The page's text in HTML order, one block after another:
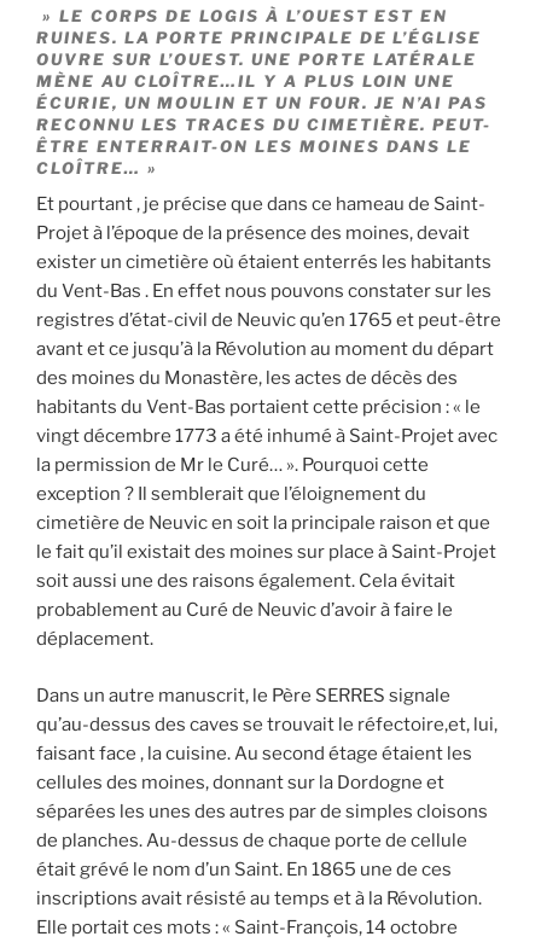
» LE CORPS DE LOGIS À L’OUEST EST EN
RUINES. LA PORTE PRINCIPALE DE L’ÉGLISE
OUVRE SUR L’OUEST. UNE PORTE LATÉRALE
MÈNE AU CLOÎTRE…IL Y A PLUS LOIN UNE
ÉCURIE, UN MOULIN ET UN FOUR. JE N’AI PAS
RECONNU LES TRACES DU CIMETIÈRE. PEUT-
ÊTRE ENTERRAIT-ON LES MOINES DANS LE
CLOÎTRE… »
Et pourtant , je précise que dans ce hameau de Saint-
Projet à l’époque de la présence des moines, devait
exister un cimetière où étaient enterrés les habitants
du Vent-Bas . En effet nous pouvons constater sur les
registres d’état-civil de Neuvic qu’en 1765 et peut-être
avant et ce jusqu’à la Révolution au moment du départ
des moines du Monastère, les actes de décès des
habitants du Vent-Bas portaient cette précision : « le
vingt décembre 1773 a été inhumé à Saint-Projet avec
la permission de Mr le Curé… ». Pourquoi cette
exception ? Il semblerait que l’éloignement du
cimetière de Neuvic en soit la principale raison et que
le fait qu’il existait des moines sur place à Saint-Projet
soit aussi une des raisons également. Cela évitait
probablement au Curé de Neuvic d’avoir à faire le
déplacement.
Dans un autre manuscrit, le Père SERRES signale
qu’au-dessus des caves se trouvait le réfectoire,et, lui,
faisant face , la cuisine. Au second étage étaient les
cellules des moines, donnant sur la Dordogne et
séparées les unes des autres par de simples cloisons
de planches. Au-dessus de chaque porte de cellule
était grévé le nom d’un Saint. En 1865 une de ces
inscriptions avait résisté au temps et à la Révolution.
Elle portait ces mots : « Saint-François, 14 octobre